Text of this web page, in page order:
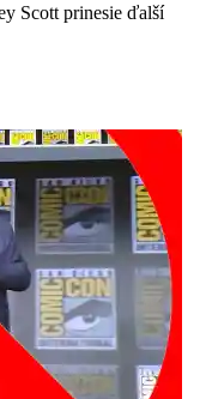
Scott prinesie ďalší